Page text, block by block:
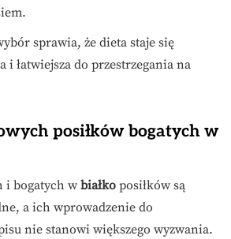
sprawia, że dieta staje się
i łatwiejsza do przestrzegania na
posiłków bogatych w
i bogatych w białko posiłków są
a ich wprowadzenie do
nie stanowi większego wyzwania.